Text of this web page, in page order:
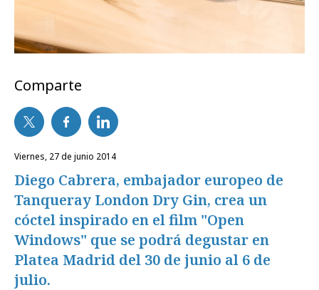
Comparte
viernes, 27 de junio 2014
Diego Cabrera, embajador europeo de
Tanqueray London Dry Gin, crea un
cóctel inspirado en el film "Open
Windows" que se podrá degustar en
Platea Madrid del 30 de junio al 6 de
julio.